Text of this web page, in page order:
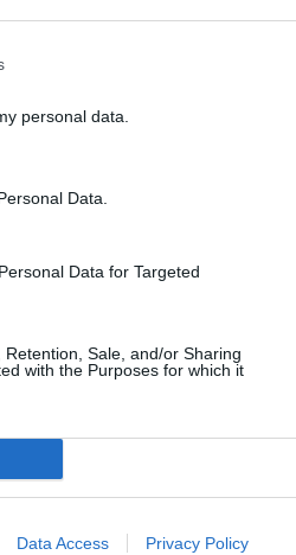
personal data.
Data.
Data for Targeted
Sale, and/or Sharing
with the Purposes for which it
Data Access Privacy Policy